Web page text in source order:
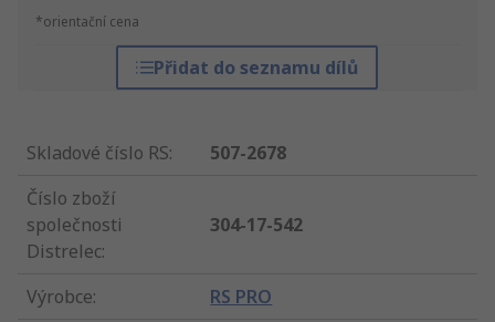
*orientační cena
Přidat do seznamu dílů
Skladové číslo RS:
507-2678
Číslo zboží
společnosti
Distrelec:
304-17-542
Výrobce: RS PRO